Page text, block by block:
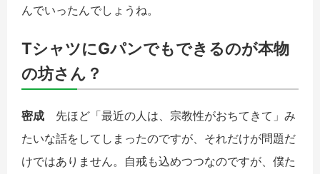
んでいったんでしょうね。
TシャツにGパンでもできるのが本物
の坊さん？
密成 先ほど「最近の人は、宗教性がおちてきて」み
たいな話をしてしまったのですが、それだけが問題だ
けではありません。自戒も込めつつなのですが、僕た